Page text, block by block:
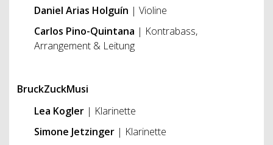
Daniel Arias Holguín | Violine
Carlos Pino-Quintana | Kontrabass,
Arrangement & Leitung
BruckZuckMusi
Lea Kogler | Klarinette
Simone Jetzinger | Klarinette